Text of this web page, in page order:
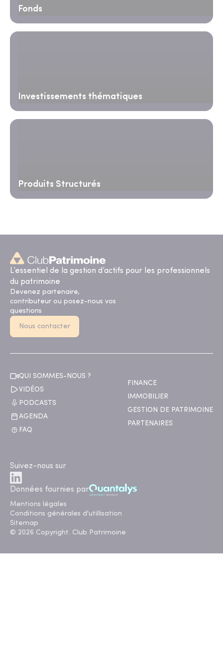
Fonds
Investissements thématiques
Produits Structurés
L’essentiel de la gestion d’actifs pour les professionnels
du patrimoine
Devenez partenaire,
contributeur ou posez-nous vos
questions
Nous contacter
QUI SOMMES-NOUS ?
VIDÉOS
PODCASTS
AGENDA
FAQ
FINANCE
IMMOBILIER
GESTION DE PATRIMOINE
PARTENAIRES
Suivez-nous sur
Données fournies par
Mentions légales
Conditions générales d'utillisation
Sitemap
© 2026 Copyright. Club Patrimoine